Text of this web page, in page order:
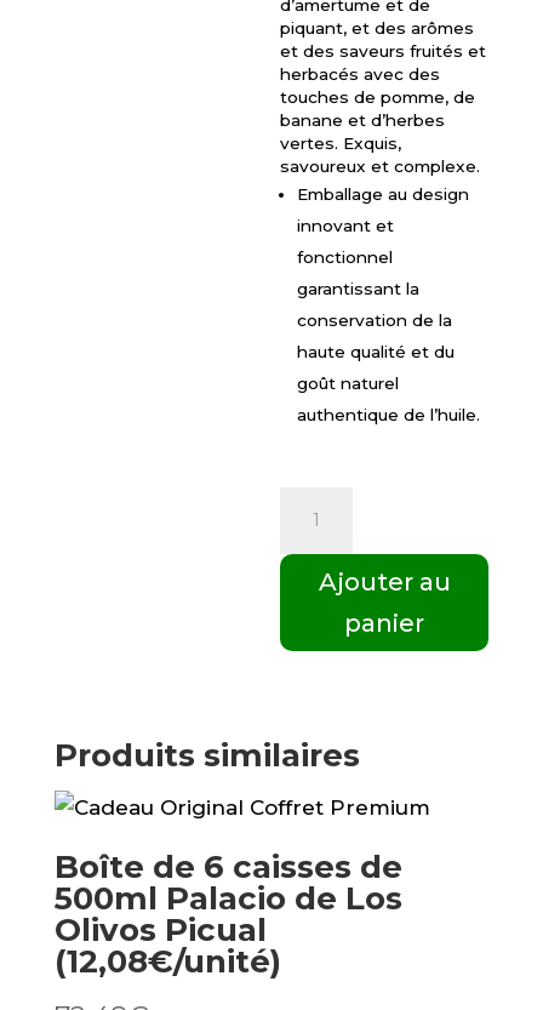
d’amertume et de
piquant, et des arômes
et des saveurs fruités et
herbacés avec des
touches de pomme, de
banane et d’herbes
vertes. Exquis,
savoureux et complexe.
Emballage au design
innovant et
fonctionnel
garantissant la
conservation de la
haute qualité et du
goût naturel
authentique de l’huile.
Boîte
Palacio
de
Olivos
Arbequina
Ajouter au
panier
Produits similaires
Boîte de 6 caisses de
500ml Palacio de Los
Olivos Picual
(12,08€/unité)